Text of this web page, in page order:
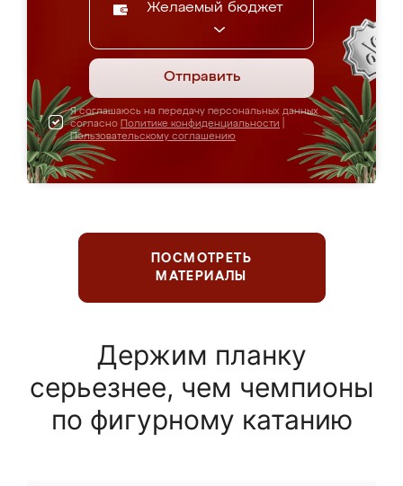
Желаемый бюджет
Отправить
Я соглашаюсь на передачу персональных данных
согласно Политике конфиденциальности
Пользовательскому соглашению
ПОСМОТРЕТЬ
МАТЕРИАЛЫ
Держим планку
серьезнее, чем чемпионы
по фигурному катанию